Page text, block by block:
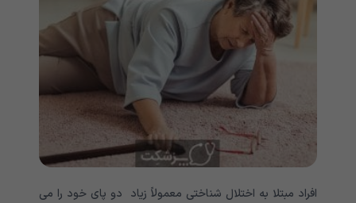
افراد مبتلا به اختلال شناختی معمولاً زیاد دو پای خود را می